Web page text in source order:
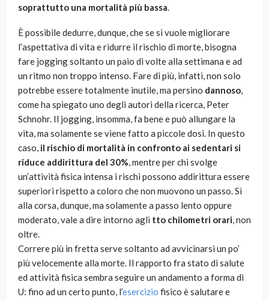
soprattutto una mortalità più bassa.
È possibile dedurre, dunque, che se si vuole migliorare
l’aspettativa di vita e ridurre il rischio di morte, bisogna
fare jogging soltanto un paio di volte alla settimana e ad
un ritmo non troppo intenso. Fare di più, infatti, non solo
potrebbe essere totalmente inutile, ma persino dannoso,
come ha spiegato uno degli autori della ricerca, Peter
Schnohr. Il jogging, insomma, fa bene e può allungare la
vita, ma solamente se viene fatto a piccole dosi. In questo
caso, il rischio di mortalità in confronto ai sedentari si
riduce addirittura del 30%, mentre per chi svolge
un’attività fisica intensa i rischi possono addirittura essere
superiori rispetto a coloro che non muovono un passo. Sì
alla corsa, dunque, ma solamente a passo lento oppure
moderato, vale a dire intorno agli tto chilometri orari, non
oltre.
Correre più in fretta serve soltanto ad avvicinarsi un po’
più velocemente alla morte. Il rapporto fra stato di salute
ed attività fisica sembra seguire un andamento a forma di
U: fino ad un certo punto, l’esercizio fisico è salutare e